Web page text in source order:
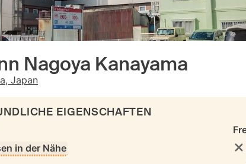
Nagoya Kanayama
Japan
EIGENSCHAFTEN
in der Nähe